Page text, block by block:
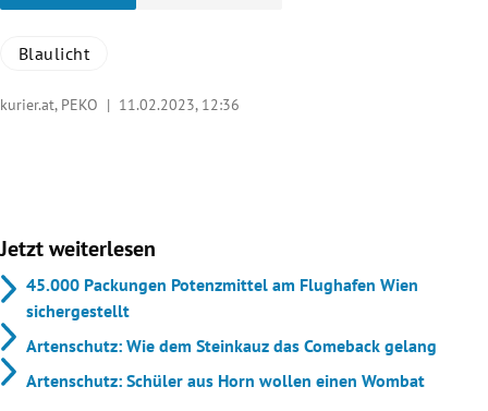
Blaulicht
kurier.at, PEKO | 11.02.2023, 12:36
Jetzt weiterlesen
45.000 Packungen Potenzmittel am Flughafen Wien
sichergestellt
Artenschutz: Wie dem Steinkauz das Comeback gelang
Artenschutz: Schüler aus Horn wollen einen Wombat